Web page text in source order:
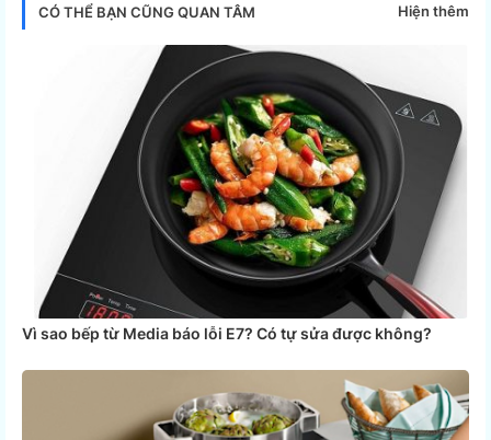
CÓ THỂ BẠN CŨNG QUAN TÂM Hiện thêm
Vì sao bếp từ Media báo lỗi E7? Có tự sửa được không?